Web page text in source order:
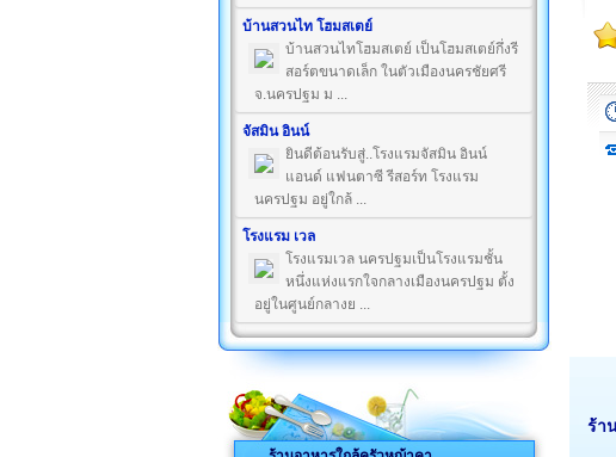
บ้านสวนไท โฮมสเตย์
บ้านสวนไทโฮมสเตย์ เป็นโฮมสเตย์กึ่งรี
สอร์ตขนาดเล็ก ในตัวเมืองนครชัยศรี
จ.นครปฐม ม ...
จัสมิน อินน์
ยินดีต้อนรับสู่..โรงแรมจัสมิน อินน์
แอนด์ แฟนตาซี รีสอร์ท โรงแรม
นครปฐม อยู่ใกล้ ...
โรงแรม เวล
โรงแรมเวล นครปฐมเป็นโรงแรมชั้น
หนึ่งแห่งแรกใจกลางเมืองนครปฐม ตั้ง
อยู่ในศูนย์กลางย ...
ร้า